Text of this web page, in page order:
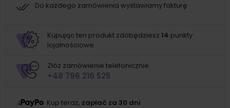
Do każdego zamówienia wystawiamy fakturę
Kupując ten produkt zdobędziesz 14 punkty
lojalnościowe
Złóż zamówienie telefonicznie:
+48 796 216 525
Kup teraz, zapłać za 30 dni